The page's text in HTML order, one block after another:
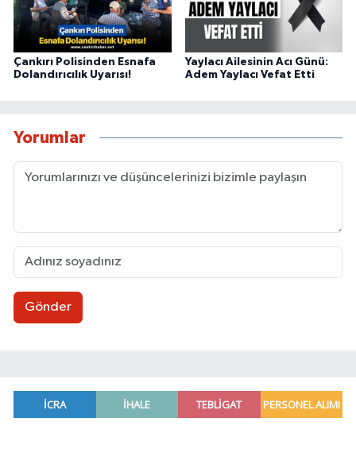
Çankırı Polisinden Esnafa
Dolandırıcılık Uyarısı!
Yaylacı Ailesinin Acı Günü:
Adem Yaylacı Vefat Etti
Yorumlar
Gönder